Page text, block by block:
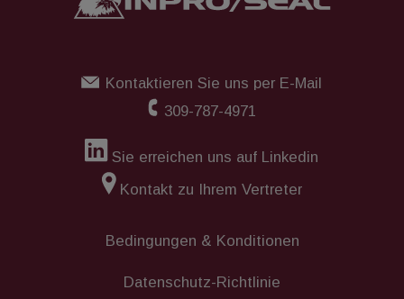
Kontaktieren Sie uns per E-Mail
309-787-4971
Sie erreichen uns auf Linkedin
Kontakt zu Ihrem Vertreter
Bedingungen & Konditionen
Datenschutz-Richtlinie